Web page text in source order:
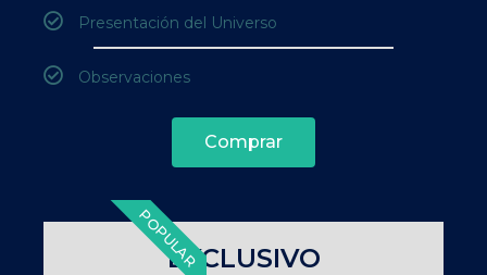
Presentación del Universo
Observaciones
Comprar
POPULAREXCLUSIVO